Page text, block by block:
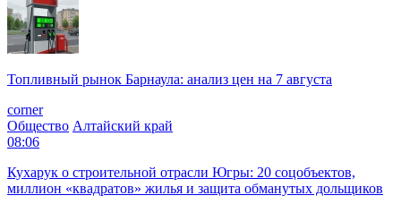
Топливный рынок Барнаула: анализ цен на 7 августа
corner
Общество Алтайский край
08:06
Кухарук о строительной отрасли Югры: 20 соцобъектов,
миллион «квадратов» жилья и защита обманутых дольщиков